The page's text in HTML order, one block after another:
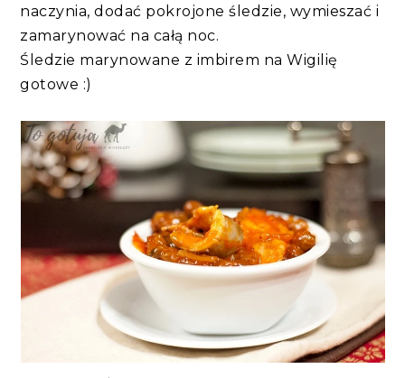
naczynia, dodać pokrojone śledzie, wymieszać i
zamarynować na całą noc.
Śledzie marynowane z imbirem na Wigilię
gotowe :)